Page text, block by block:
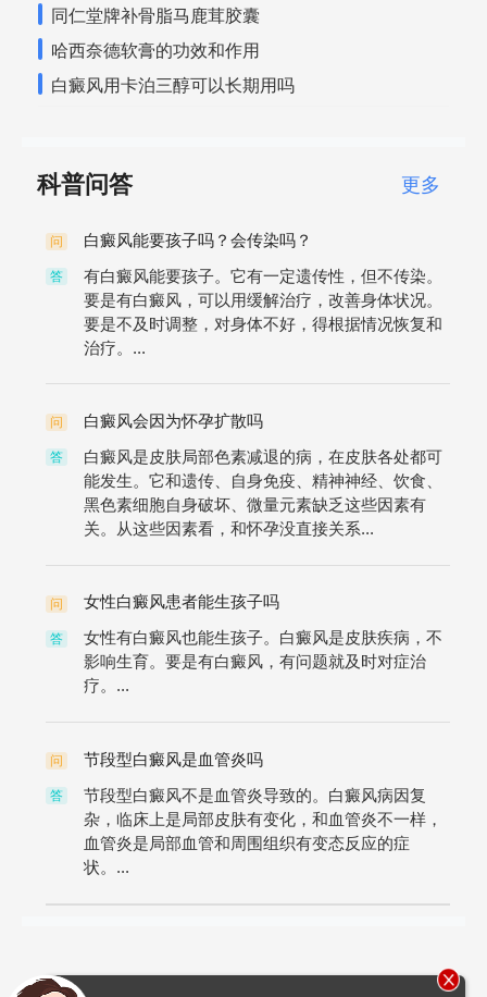
同仁堂牌补骨脂马鹿茸胶囊
哈西奈德软膏的功效和作用
白癜风用卡泊三醇可以长期用吗
科普问答 更多
问 白癜风能要孩子吗？会传染吗？
答
有白癜风能要孩子。它有一定遗传性，但不传染。
要是有白癜风，可以用缓解治疗，改善身体状况。
要是不及时调整，对身体不好，得根据情况恢复和
治疗。...
问 白癜风会因为怀孕扩散吗
答
白癜风是皮肤局部色素减退的病，在皮肤各处都可
能发生。它和遗传、自身免疫、精神神经、饮食、
黑色素细胞自身破坏、微量元素缺乏这些因素有
关。从这些因素看，和怀孕没直接关系...
问 女性白癜风患者能生孩子吗
答
女性有白癜风也能生孩子。白癜风是皮肤疾病，不
影响生育。要是有白癜风，有问题就及时对症治
疗。...
问 节段型白癜风是血管炎吗
答
节段型白癜风不是血管炎导致的。白癜风病因复
杂，临床上是局部皮肤有变化，和血管炎不一样，
血管炎是局部血管和周围组织有变态反应的症
状。...